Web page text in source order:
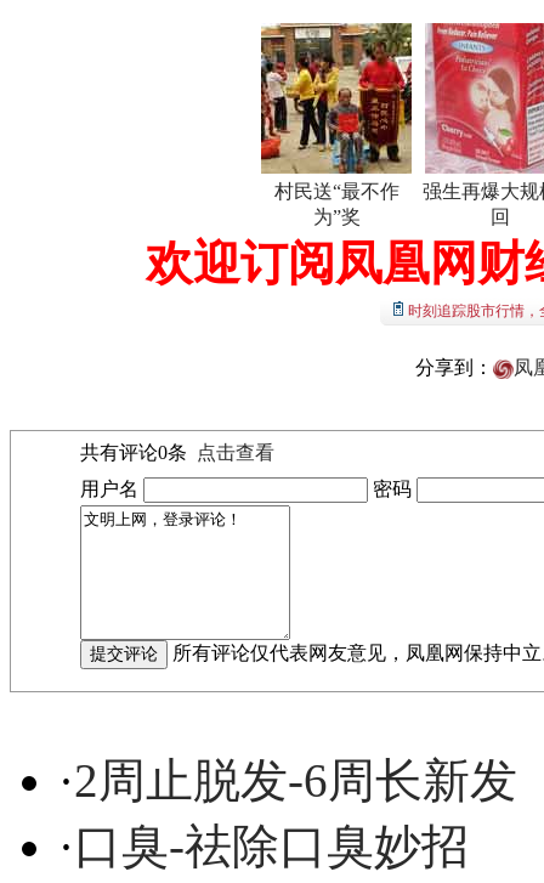
村民送“最不作
为”奖
强生再爆大规
回
欢迎订阅凤凰网财
时刻追踪股市行情
分享到： 凤
共有评论0条
点击查看
用户名
密码
所有评论仅代表网友意见，凤凰网保持中
·2周止脱发-6周长新发
·口臭-祛除口臭妙招